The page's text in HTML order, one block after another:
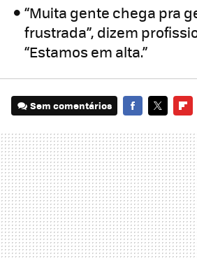
“Muita gente chega pra
frustrada”, dizem
“Estamos em alta.”
Sem comentários